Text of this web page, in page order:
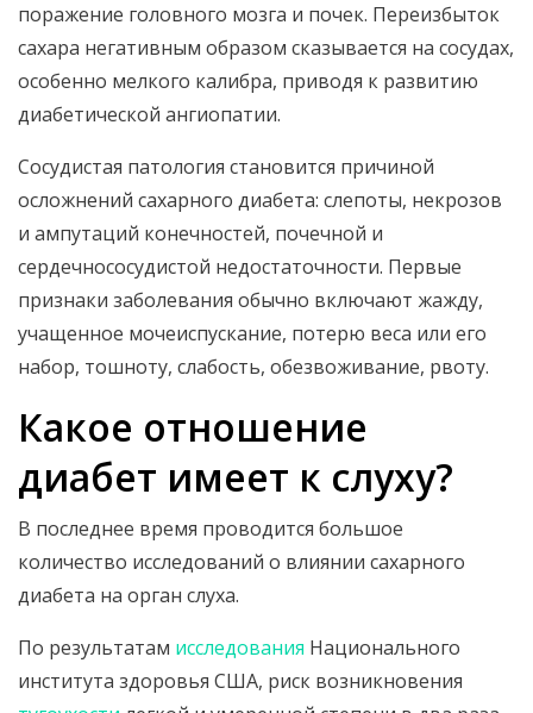
поражение головного мозга и почек. Переизбыток
сахара негативным образом сказывается на сосудах,
особенно мелкого калибра, приводя к развитию
диабетической ангиопатии.
Сосудистая патология становится причиной
осложнений сахарного диабета: слепоты, некрозов
и ампутаций конечностей, почечной и
сердечнососудистой недостаточности. Первые
признаки заболевания обычно включают жажду,
учащенное мочеиспускание, потерю веса или его
набор, тошноту, слабость, обезвоживание, рвоту.
Какое отношение
диабет имеет к слуху?
В последнее время проводится большое
количество исследований о влиянии сахарного
диабета на орган слуха.
По результатам исследования Национального
института здоровья США, риск возникновения